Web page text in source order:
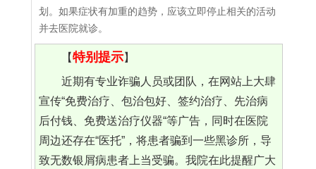
划。如果症状有加重的趋势，应该立即停止相关的活动
并去医院就诊。
【特别提示】
近期有专业诈骗人员或团队，在网站上大肆
宣传“免费治疗、包治包好、签约治疗、先治病
后付钱、免费送治疗仪器“等广告，同时在医院
周边还存在“医托”，将患者骗到一些黑诊所，导
致无数银屑病患者上当受骗。我院在此提醒广大